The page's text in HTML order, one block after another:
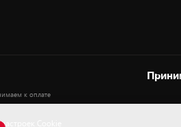
Cookie